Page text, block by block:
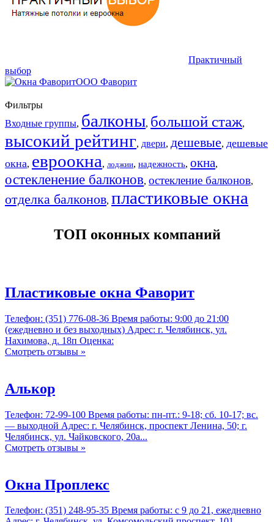
Практичный
выбор
ООО Фаворит
Фильтры
Входные группы, балконы, большой стаж,
высокий рейтинг, двери, дешевые, дешевые
окна, евроокна, лоджии, надежность, окна,
остекленение балконов, остекление балконов,
отделка балконов, пластиковые окна
ТОП оконных компаний
Пластиковые окна Фаворит
Телефон: (351) 776-08-36 Время работы: 9:00 до 21:00
(ежедневно и без выходных) Адрес: г. Челябинск, ул.
Нахимова, д. 18п Оценка:
Смотреть отзывы »
Алькор
Телефон: 72-99-100 Время работы: пн-пт.: 9-18; сб. 10-17; вс.
— выходной Адрес: г. Челябинск, проспект Ленина, 50; г.
Челябинск, ул. Чайковского, 20а...
Смотреть отзывы »
Окна Проплекс
Телефон: (351) 248-95-35 Время работы: с 9 до 21, ежедневно